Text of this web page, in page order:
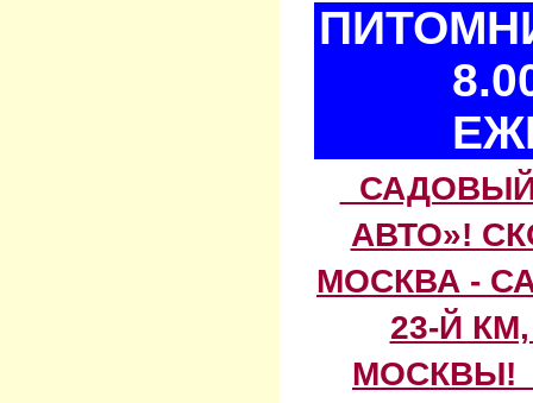
АВТО»!
МОСКВА -
23-Й
МОСКВЫ!